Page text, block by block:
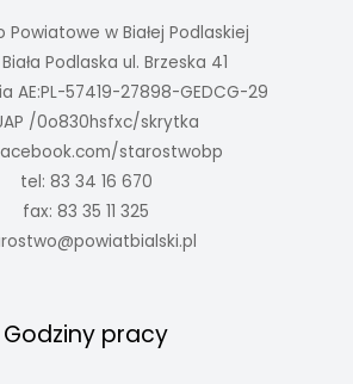
Powiatowe w Białej Podlaskiej
Podlaska ul. Brzeska 41
AE:PL-57419-27898-GEDCG-29
/0o830hsfxc/skrytka
starostwobp
tel: 83 34 16 670
fax: 83 35 11 325
Godziny pracy